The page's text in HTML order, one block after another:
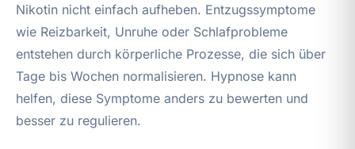
Nikotin nicht einfach aufheben. Entzugssymptome
wie Reizbarkeit, Unruhe oder Schlafprobleme
entstehen durch körperliche Prozesse, die sich über
Tage bis Wochen normalisieren. Hypnose kann
helfen, diese Symptome anders zu bewerten und
besser zu regulieren.